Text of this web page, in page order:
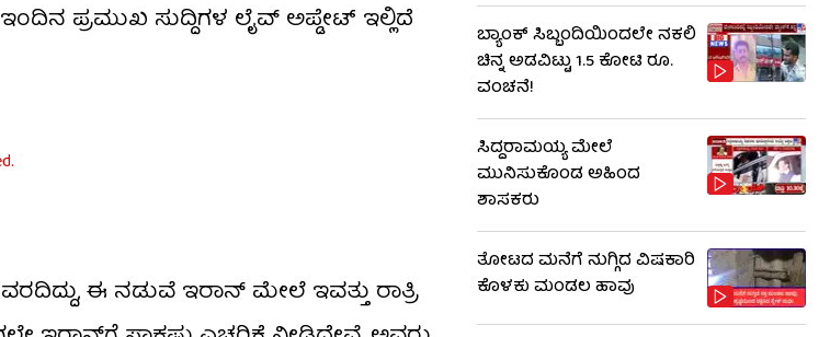
ಪ್ರಮುಖ ಸುದ್ದಿಗಳ ಲೈವ್​​​ ಅಪ್ಡೇಟ್​​ ಇಲ್ಲಿದೆ
ಈ ನಡುವೆ ಇರಾನ್‌ ಮೇಲೆ ಇವತ್ತು ರಾತ್ರಿ
ಬ್ಯಾಂಕ್ ಸಿಬ್ಬಂದಿಯಿಂದಲೇ ನಕಲಿ
ಚಿನ್ನ ಅಡವಿಟ್ಟು 1.5 ಕೋಟಿ ರೂ.
ವಂಚನೆ!
ಸಿದ್ದರಾಮಯ್ಯ ಮೇಲೆ
ಮುನಿಸುಕೊಂಡ ಅಹಿಂದ
ಶಾಸಕರು
ತೋಟದ ಮನೆಗೆ ನುಗ್ಗಿದ ವಿಷಕಾರಿ
ಕೊಳಕು ಮಂಡಲ ಹಾವು